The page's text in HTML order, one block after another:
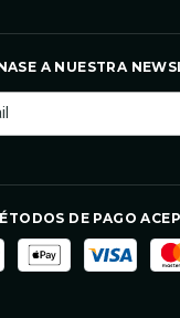
A NUESTRA
DE PAGO